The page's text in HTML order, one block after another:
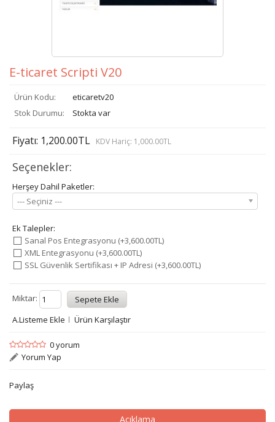
E-ticaret Scripti V20
Ürün Kodu:
eticaretv20
Stok Durumu:
Stokta var
Fiyatı: 1,200.00TL KDV Hariç: 1,000.00TL
Seçenekler:
Herşey Dahil Paketler:
--- Seçiniz ---
Ek Talepler:
Sanal Pos Entegrasyonu (+3,600.00TL)
XML Entegrasyonu (+3,600.00TL)
SSL Güvenlik Sertifikası + IP Adresi (+3,600.00TL)
Miktar:
A.Listeme Ekle
Ürün Karşılaştır
0 yorum
Yorum Yap
Paylaş
Açıklama